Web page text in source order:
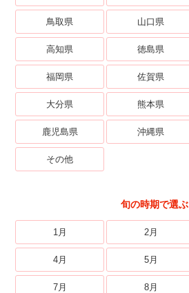
鳥取県 山口県
高知県 徳島県
福岡県 佐賀県
大分県 熊本県
鹿児島県 沖縄県
その他
旬の時期で選ぶ
1月 2月
4月 5月
7月 8月